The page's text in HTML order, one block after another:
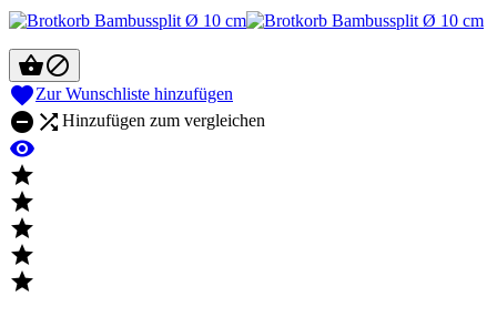

Zur Wunschliste hinzufügen
  Hinzufügen zum vergleichen





